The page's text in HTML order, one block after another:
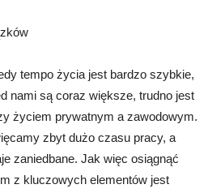
tempo życia jest bardzo szybkie,
nami są coraz większe, trudno jest
życiem prywatnym a zawodowym.
zbyt dużo czasu pracy, a
zaniedbane. Jak więc osiągnąć
z kluczowych elementów jest